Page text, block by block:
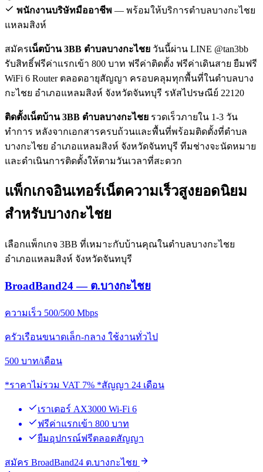
พนักงานบริษัทมืออาชีพ — พร้อมให้บริการตำบลบางกะไชย
แหลมสิงห์
สมัครเน็ตบ้าน 3BB ตำบลบางกะไชย วันนี้ผ่าน LINE @tan3bb
รับสิทธิ์ฟรีค่าแรกเข้า 800 บาท ฟรีค่าติดตั้ง ฟรีค่าเดินสาย ยืมฟรี
WiFi 6 Router ตลอดอายุสัญญา ครอบคลุมทุกพื้นที่ในตำบลบาง
กะไชย อำเภอแหลมสิงห์ จังหวัดจันทบุรี รหัสไปรษณีย์ 22120
ติดตั้งเน็ตบ้าน 3BB ตำบลบางกะไชย รวดเร็วภายใน 1-3 วัน
ทำการ หลังจากเอกสารครบถ้วนและพื้นที่พร้อมติดตั้งที่ตำบล
บางกะไชย อำเภอแหลมสิงห์ จังหวัดจันทบุรี ทีมช่างจะนัดหมาย
และดำเนินการติดตั้งให้ตามวันเวลาที่สะดวก
แพ็กเกจอินเทอร์เน็ตความเร็วสูงยอดนิยม
สำหรับบางกะไชย
เลือกแพ็กเกจ 3BB ที่เหมาะกับบ้านคุณในตำบลบางกะไชย
อำเภอแหลมสิงห์ จังหวัดจันทบุรี
BroadBand24 — ต.บางกะไชย
ความเร็ว 500/500 Mbps
ครัวเรือนขนาดเล็ก-กลาง ใช้งานทั่วไป
500 บาท/เดือน
*ราคาไม่รวม VAT 7% *สัญญา 24 เดือน
เราเตอร์ AX3000 Wi-Fi 6
ฟรีค่าแรกเข้า 800 บาท
ยืมอุปกรณ์ฟรีตลอดสัญญา
สมัคร BroadBand24 ต.บางกะไชย